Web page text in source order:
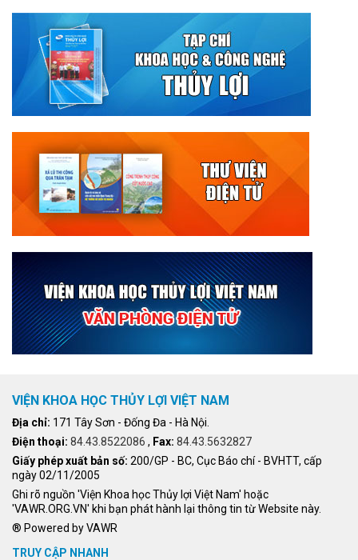
VIỆN KHOA HỌC THỦY LỢI VIỆT NAM
Địa chỉ: 171 Tây Sơn - Đống Đa - Hà Nội.
Điện thoại: 84.43.8522086 , Fax: 84.43.5632827
Giấy phép xuất bản số: 200/GP - BC, Cục Báo chí - BVHTT, cấp
ngày 02/11/2005
Ghi rõ nguồn 'Viện Khoa học Thủy lợi Việt Nam' hoặc
'VAWR.ORG.VN' khi bạn phát hành lại thông tin từ Website này.
® Powered by VAWR
TRUY CẬP NHANH